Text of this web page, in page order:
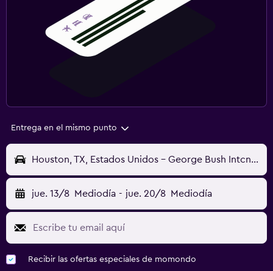
Entrega en el mismo punto
Houston, TX, Estados Unidos - George Bush Intcntl (IAH)
jue. 13/8 Mediodía - jue. 20/8 Mediodía
Recibir las ofertas especiales de momondo